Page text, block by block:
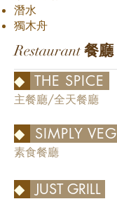
潛水
獨木舟
Restaurant餐廳
◆ THE SPICE
主餐廳/全天餐廳
◆ SIMPLY VEG
素食餐廳
◆ JUST GRILL